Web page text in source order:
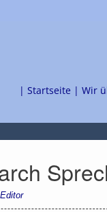
| Startseite | Wir